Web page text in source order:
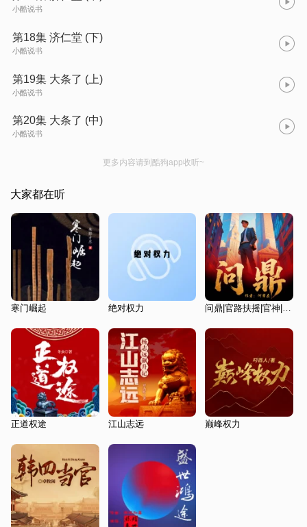
小酷说书
第18集 济仁堂 (下)
小酷说书
第19集 大条了 (上)
小酷说书
第20集 大条了 (中)
小酷说书
更多内容请到酷狗app收听~
大家都在听
寒门崛起 绝对权力 问鼎|官路扶摇|官神|何常在|官途同款|女领导|反腐上位|潜规则
正道权途 江山志远 巅峰权力